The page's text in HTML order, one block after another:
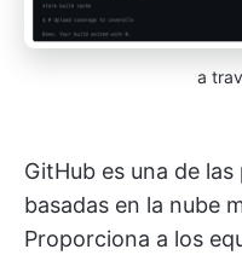
a
GitHub es una de
basadas en la nube
Proporciona a los